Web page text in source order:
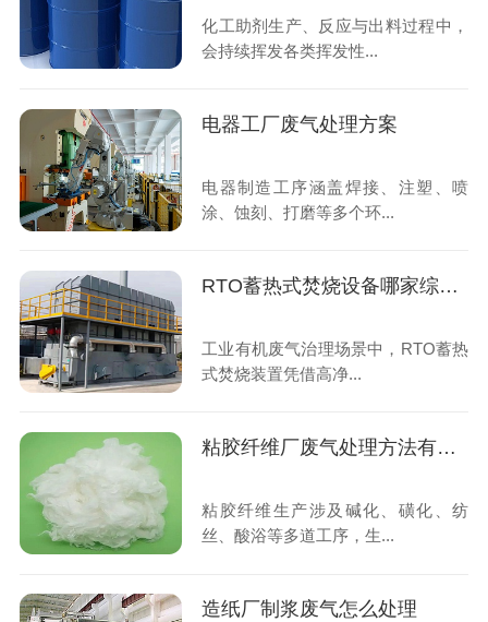
化工助剂生产、反应与出料过程中，
会持续挥发各类挥发性...
电器工厂废气处理方案
电器制造工序涵盖焊接、注塑、喷
涂、蚀刻、打磨等多个环...
RTO蓄热式焚烧设备哪家综合实力强
工业有机废气治理场景中，RTO蓄热
式焚烧装置凭借高净...
粘胶纤维厂废气处理方法有哪些
粘胶纤维生产涉及碱化、磺化、纺
丝、酸浴等多道工序，生...
造纸厂制浆废气怎么处理